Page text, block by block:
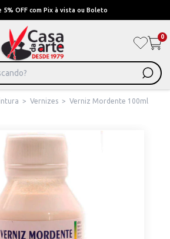
Até 6x sem juros ou ate 12x com juros
0
> Vernizes > Verniz Mordente 100ml